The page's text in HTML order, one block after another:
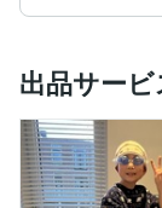
・算数（イ
ー苦手なこ
妹とおやつ
ー好きなもの
・サイゼリ
・サーモン
出品サービ